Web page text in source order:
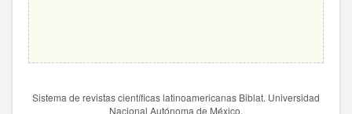
Sistema de revistas científicas latinoamericanas Biblat. Universidad
Nacional Autónoma de México.